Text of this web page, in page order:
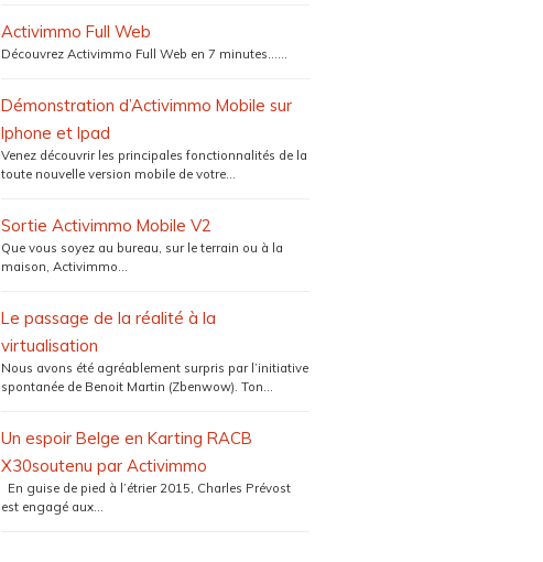
Activimmo Full Web
Découvrez Activimmo Full Web en 7 minutes…...
Démonstration d’Activimmo Mobile sur
Iphone et Ipad
Venez découvrir les principales fonctionnalités de la
toute nouvelle version mobile de votre...
Sortie Activimmo Mobile V2
Que vous soyez au bureau, sur le terrain ou à la
maison, Activimmo...
Le passage de la réalité à la
virtualisation
Nous avons été agréablement surpris par l’initiative
spontanée de Benoit Martin (Zbenwow). Ton...
Un espoir Belge en Karting RACB
X30soutenu par Activimmo
En guise de pied à l’étrier 2015, Charles Prévost
est engagé aux...